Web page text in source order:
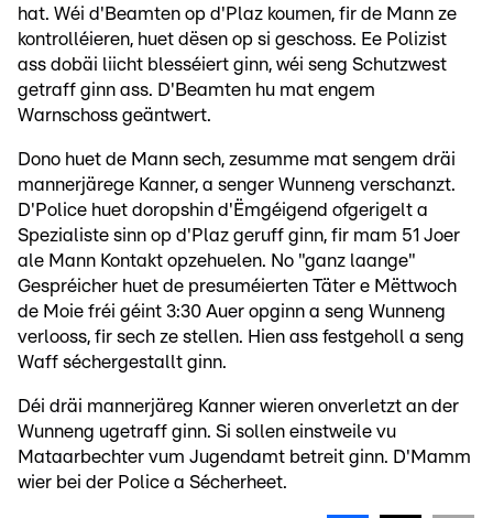
hat. Wéi d'Beamten op d'Plaz koumen, fir de Mann ze
kontrolléieren, huet dësen op si geschoss. Ee Polizist
ass dobäi liicht blesséiert ginn, wéi seng Schutzwest
getraff ginn ass. D'Beamten hu mat engem
Warnschoss geäntwert.
Dono huet de Mann sech, zesumme mat sengem dräi
mannerjärege Kanner, a senger Wunneng verschanzt.
D'Police huet doropshin d'Ëmgéigend ofgerigelt a
Spezialiste sinn op d'Plaz geruff ginn, fir mam 51 Joer
ale Mann Kontakt opzehuelen. No "ganz laange"
Gespréicher huet de presuméierten Täter e Mëttwoch
de Moie fréi géint 3:30 Auer opginn a seng Wunneng
verlooss, fir sech ze stellen. Hien ass festgeholl a seng
Waff séchergestallt ginn.
Déi dräi mannerjäreg Kanner wieren onverletzt an der
Wunneng ugetraff ginn. Si sollen einstweile vu
Mataarbechter vum Jugendamt betreit ginn. D'Mamm
wier bei der Police a Sécherheet.